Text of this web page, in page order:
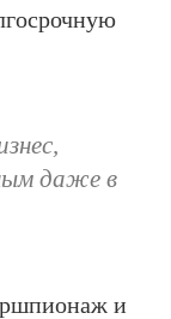
даже в
и